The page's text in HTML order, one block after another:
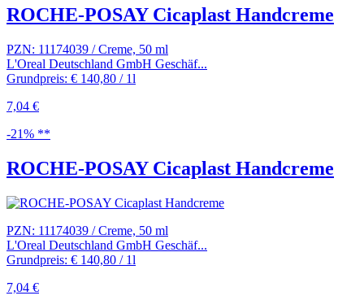
ROCHE-POSAY Cicaplast Handcreme
PZN: 11174039 / Creme, 50 ml
L'Oreal Deutschland GmbH Geschäf...
Grundpreis: € 140,80 / 1l
7,04 €
-21% **
ROCHE-POSAY Cicaplast Handcreme
PZN: 11174039 / Creme, 50 ml
L'Oreal Deutschland GmbH Geschäf...
Grundpreis: € 140,80 / 1l
7,04 €